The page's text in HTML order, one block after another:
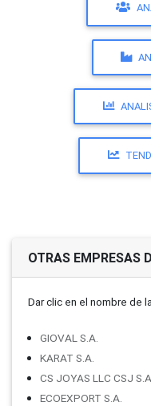
OTRAS EMPRESAS
Dar clic en el nombre de
GIOVAL S.A.
KARAT S.A.
CS JOYAS LLC CSJ
ECOEXPORT S.A.